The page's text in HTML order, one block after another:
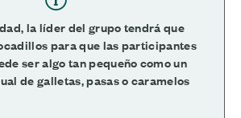
la líder del grupo tendrá que
para que las participantes
ser algo tan pequeño como un
de galletas, pasas o caramelos